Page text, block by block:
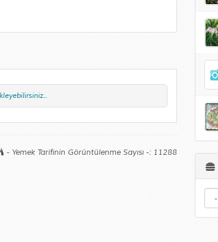
- Yemek Tarifinin Görüntülenme Sayısı -: 11288